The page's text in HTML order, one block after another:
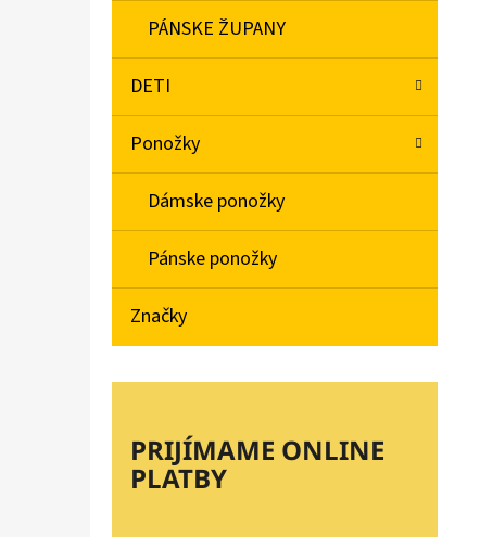
PÁNSKE ŽUPANY
DETI
Ponožky
Dámske ponožky
Pánske ponožky
Značky
PRIJÍMAME ONLINE
PLATBY